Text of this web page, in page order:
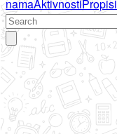
namaAktivnostiPropisi